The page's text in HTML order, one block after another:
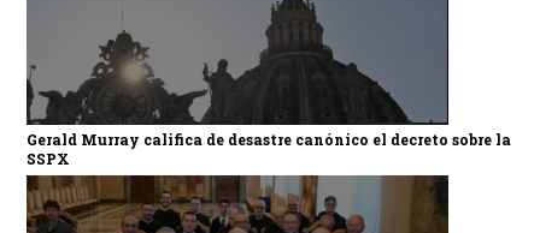
Gerald Murray califica de desastre canónico el decreto sobre la
SSPX